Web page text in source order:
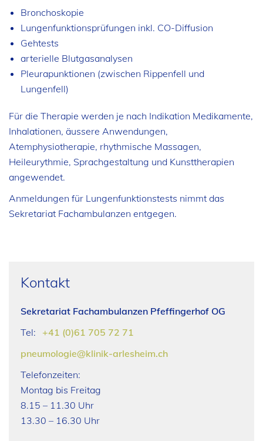
Bronchoskopie
Lungenfunktionsprüfungen inkl. CO-Diffusion
Gehtests
arterielle Blutgasanalysen
Pleurapunktionen (zwischen Rippenfell und
Lungenfell)
Für die Therapie werden je nach Indikation Medikamente,
Inhalationen, äussere Anwendungen,
Atemphysiotherapie, rhythmische Massagen,
Heileurythmie, Sprachgestaltung und Kunsttherapien
angewendet.
Anmeldungen für Lungenfunktionstests nimmt das
Sekretariat Fachambulanzen entgegen.
Kontakt
Sekretariat Fachambulanzen Pfeffingerhof OG
Tel:
+41 (0)61 705 72 71
pneumologie@klinik-arlesheim.ch
Telefonzeiten:
Montag bis Freitag
8.15 – 11.30 Uhr
13.30 – 16.30 Uhr